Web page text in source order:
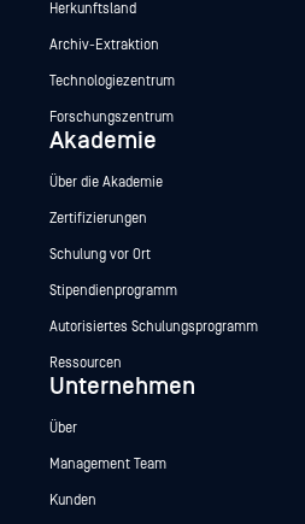
Herkunftsland
Archiv-Extraktion
Technologiezentrum
Forschungszentrum
Akademie
Über die Akademie
Zertifizierungen
Schulung vor Ort
Stipendienprogramm
Autorisiertes Schulungsprogramm
Ressourcen
Unternehmen
Über
Management Team
Kunden